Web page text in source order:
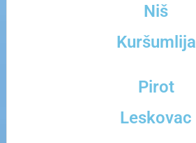
Niš
Kuršumlija
Pirot
Leskovac